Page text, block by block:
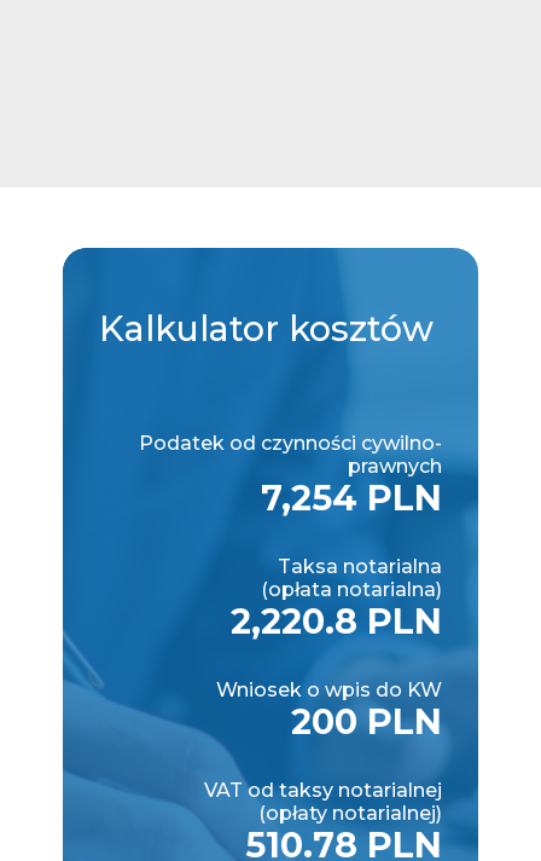
Kalkulator kosztów
Podatek od czynności cywilno-
prawnych
7,254 PLN
Taksa notarialna
(opłata notarialna)
2,220.8 PLN
Wniosek o wpis do KW
200 PLN
VAT od taksy notarialnej
(opłaty notarialnej)
510.78 PLN